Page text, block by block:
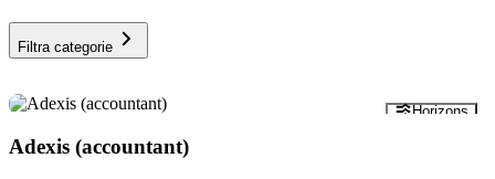
Filtra categorie
Horizons
Adexis (accountant)